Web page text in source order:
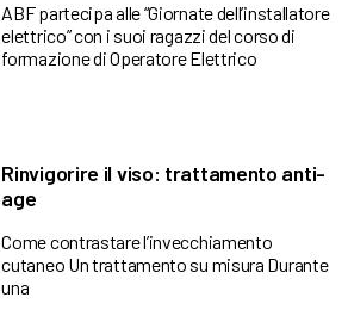
ABF partecipa alle “Giornate dell’installatore
elettrico” con i suoi ragazzi del corso di
formazione di Operatore Elettrico
Rinvigorire il viso: trattamento anti-
age
Come contrastare l’invecchiamento
cutaneo Un trattamento su misura Durante
una